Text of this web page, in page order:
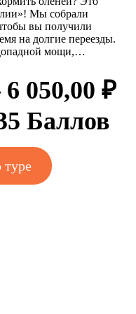
Мы собрали
вы получили
на долгие переезды.
мощи,…
6 050,00₽
Баллов
туре